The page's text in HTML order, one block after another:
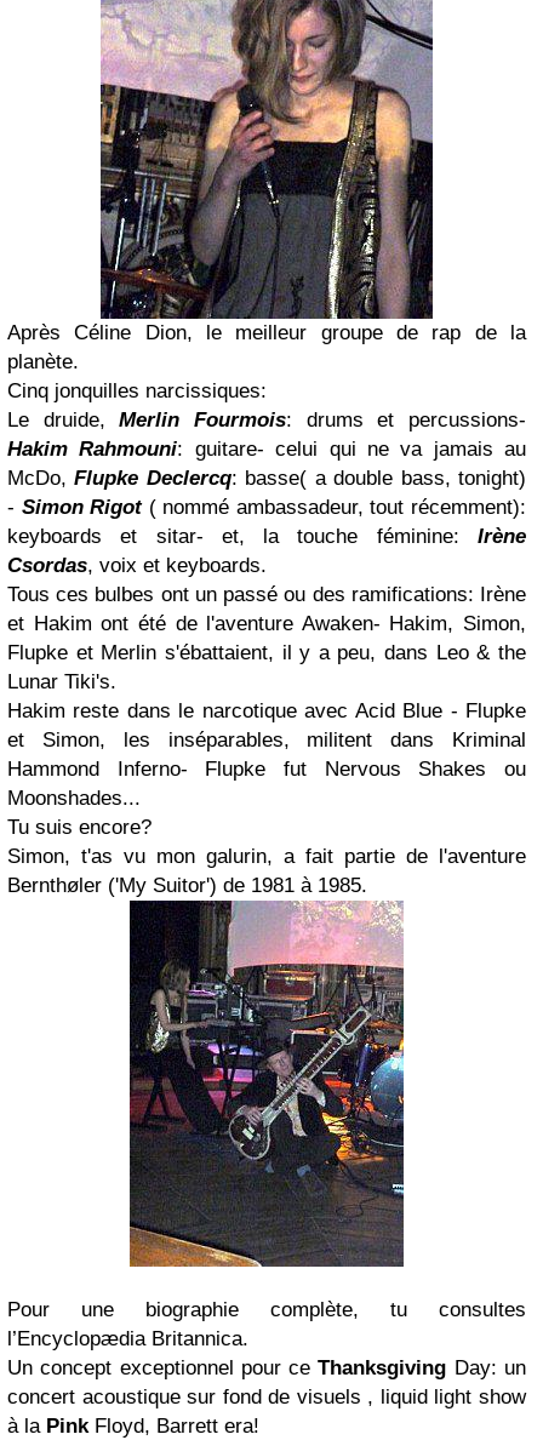
Après Céline Dion, le meilleur groupe de rap de la
planète.
Cinq jonquilles narcissiques:
Le druide,Merlin Fourmois: drums et percussions-
Hakim Rahmouni: guitare- celui qui ne va jamais au
McDo,Flupke Declercq: basse( a double bass, tonight)
- Simon Rigot( nommé ambassadeur, tout récemment):
keyboards et sitar- et, la touche féminine: Irène
Csordas, voix et keyboards.
Tous ces bulbes ont un passé ou des ramifications: Irène
et Hakim ont été de l'aventure Awaken- Hakim, Simon,
Flupke et Merlin s'ébattaient, il y a peu, dans Leo & the
Lunar Tiki's.
Hakim reste dans le narcotique avec Acid Blue - Flupke
et Simon, les inséparables, militent dans Kriminal
Hammond Inferno- Flupke fut Nervous Shakes ou
Moonshades...
Tu suis encore?
Simon, t'as vu mon galurin, a fait partie de l'aventure
Bernthøler ('My Suitor') de 1981 à 1985.
Pour une biographie complète, tu consultes
l’Encyclopædia Britannica.
Un concept exceptionnel pour ceThanksgiving Day: un
concert acoustique sur fond de visuels , liquid light show
à la PinkFloyd, Barrett era!